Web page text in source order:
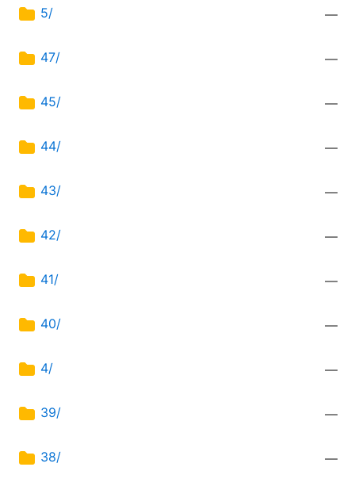
5/ —
47/ —
45/ —
44/ —
43/ —
42/ —
41/ —
40/ —
4/ —
39/ —
38/ —